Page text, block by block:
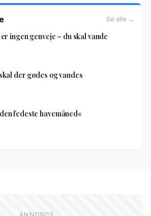
Se alle →
ingen genveje – du skal vande
der gødes og vandes
fedeste havemåned«